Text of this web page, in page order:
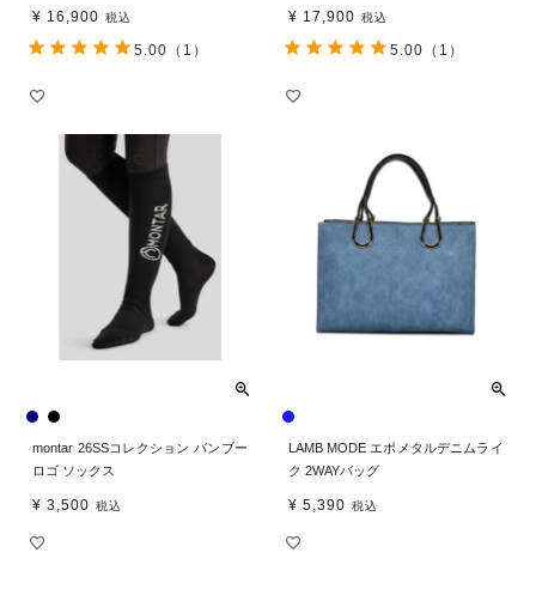
¥ 16,900 税込
5.00 （1）
¥ 17,900 税込
5.00 （1）
montar 26SSコレクション バンブー
ロゴ ソックス
¥ 3,500 税込
LAMB MODE エポメタルデニムライ
ク 2WAYバッグ
¥ 5,390 税込